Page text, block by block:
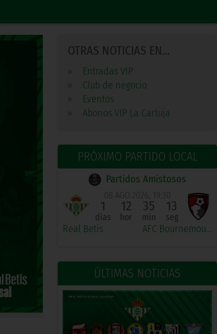
OTRAS NOTICIAS EN...
»
Entradas VIP
»
Club de negocio
»
Eventos
»
Abonos VIP La Cartuja
PRÓXIMO PARTIDO LOCAL
Partidos Amistosos
Real Betis
08 AGO 2026, 19:30
1
días
12
hor
35
min
13
seg
AFC Bournemouth
ÚLTIMAS NOTICIAS